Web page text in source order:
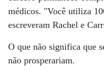
médicos. "Você utiliza
escreveram Rachel e
O que não significa que
não prosperariam.